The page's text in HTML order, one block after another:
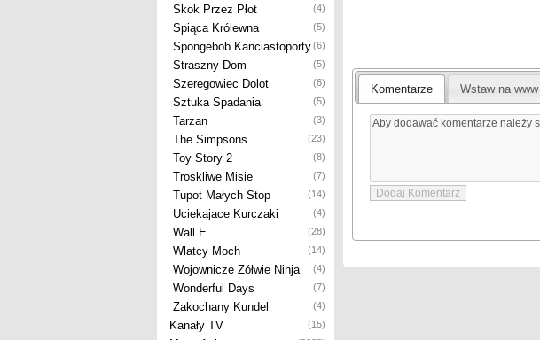
Skok Przez Płot (4)
Spiąca Królewna (5)
Spongebob Kanciastoporty(6)
Straszny Dom (5)
Szeregowiec Dolot (6)
Sztuka Spadania (5)
Tarzan (3)
The Simpsons (23)
Toy Story 2 (8)
Troskliwe Misie (7)
Tupot Małych Stop (14)
Uciekajace Kurczaki (4)
Wall E (28)
Wlatcy Moch (14)
Wojownicze Zółwie Ninja (4)
Wonderful Days (7)
Zakochany Kundel (4)
Kanały TV (15)
Komentarze Wstaw na www